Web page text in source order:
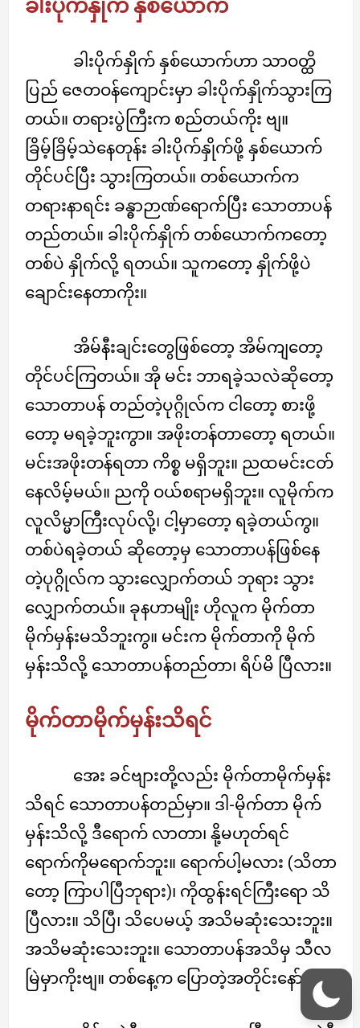
ခါးပိုက်နှိုက် နှစ်ယောက်
ခါးပိုက်နှိုက် နှစ်ယောက်ဟာ သာဝတ္ထိ
ပြည် ဇေတဝန်ကျောင်းမှာ ခါးပိုက်နှိုက်သွားကြ
တယ်။ တရားပွဲကြီးက စည်တယ်ကိုး ဗျ။
ခြိမ့်ခြိမ့်သဲနေတုန်း ခါးပိုက်နှိုက်ဖို့ နှစ်ယောက်
တိုင်ပင်ပြီး သွားကြတယ်။ တစ်ယောက်က
တရားနာရင်း ခန္ဓာဉာဏ်ရောက်ပြီး သောတာပန်
တည်တယ်။ ခါးပိုက်နှိုက် တစ်ယောက်ကတော့
တစ်ပဲ နှိုက်လို့ ရတယ်။ သူကတော့ နှိုက်ဖို့ပဲ
ချောင်းနေတာကိုး။
အိမ်နီးချင်းတွေဖြစ်တော့ အိမ်ကျတော့
တိုင်ပင်ကြတယ်။ အို မင်း ဘာရခဲ့သလဲဆိုတော့
သောတာပန် တည်တဲ့ပုဂ္ဂိုလ်က ငါတော့ စားဖို့
တော့ မရခဲ့ဘူးကွာ။ အဖိုးတန်တာတော့ ရတယ်။
မင်းအဖိုးတန်ရတာ ကိစ္စ မရှိဘူး။ ညထမင်းငတ်
နေလိမ့်မယ်။ ညကို ဝယ်စရာမရှိဘူး။ လူမိုက်က
လူလိမ္မာကြီးလုပ်လို့၊ ငါ့မှာတော့ ရခဲ့တယ်ကွ။
တစ်ပဲရခဲ့တယ် ဆိုတော့မှ သောတာပန်ဖြစ်နေ
တဲ့ပုဂ္ဂိုလ်က သွားလျှောက်တယ် ဘုရား သွား
လျှောက်တယ်။ ခုနဟာမျိုး ဟိုလူက မိုက်တာ
မိုက်မှန်းမသိဘူးကွ။ မင်းက မိုက်တာကို မိုက်
မှန်းသိလို့ သောတာပန်တည်တာ၊ ရိပ်မိ ပြီလား။
မိုက်တာမိုက်မှန်းသိရင်
အေး ခင်ဗျားတို့လည်း မိုက်တာမိုက်မှန်း
သိရင် သောတာပန်တည်မှာ။ ဒါ-မိုက်တာ မိုက်
မှန်းသိလို့ ဒီရောက် လာတာ၊ နို့မဟုတ်ရင်
ရောက်ကိုမရောက်ဘူး။ ရောက်ပါ့မလား (သိတာ
တော့ ကြာပါပြီဘုရား)၊ ကိုထွန်းရင်ကြီးရော သိ
ပြီလား။ သိပြီ၊ သိပေမယ့် အသိမဆုံးသေးဘူး။
အသိမဆုံးသေးဘူး။ သောတာပန်အသိမှ သီလ
မြဲမှာကိုးဗျ။ တစ်နေ့က ပြောတဲ့အတိုင်းနော်။